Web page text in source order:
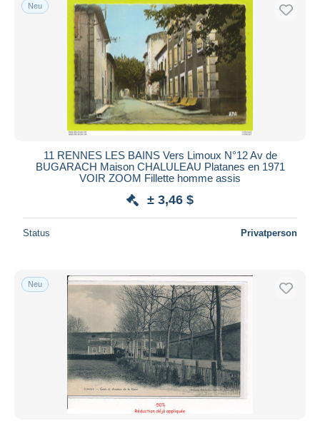
Neu
11 RENNES LES BAINS Vers Limoux N°12 Av de
BUGARACH Maison CHALULEAU Platanes en 1971
VOIR ZOOM Fillette homme assis
± 3,46 $
Status Privatperson
Neu